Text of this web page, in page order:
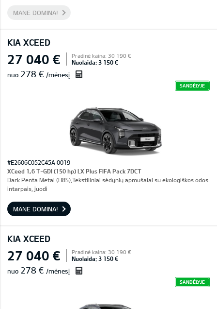
MANE DOMINA!
KIA XCEED
27 040 € Pradinė kaina: 30 190 €
Nuolaida: 3 150 €
nuo 278 € /mėnesį
SANDĖLYJE
#E2606C052C45A 0019
XCeed 1,6 T-GDI (150 hp) LX Plus FIFA Pack 7DCT
Dark Penta Metal (H8S),Tekstiliniai sėdynių apmušalai su ekologiškos odos
intarpais, juodi
MANE DOMINA!
KIA XCEED
27 040 € Pradinė kaina: 30 190 €
Nuolaida: 3 150 €
nuo 278 € /mėnesį
SANDĖLYJE